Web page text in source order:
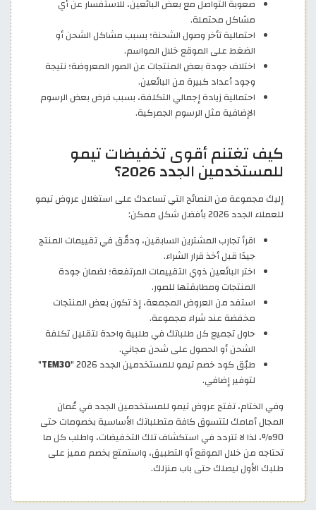
صعوبة التواصل مع بعض البائعين، للاستفسار عن أي
مشاكل محتملة.
احتمالية تأخر وصول الشحنة؛ بسبب مشاكل الشحن أو
الضغط على الموقع خلال المواسم.
اختلاف جودة بعض المنتجات عن الصور المعروضة؛ نتيجة
وجود أعداد كبيرة من البائعين.
احتمالية زيادة إجمالي التكلفة، بسبب فرض بعض الرسوم
الإضافية مثل الرسوم الجمركية.
كيف تغتنم أقوى تخفيضات تيمو
للمستخدمين الجدد 2026؟
إليك مجموعة من النصائح التي تساعدك على استغلال عروض تيمو
للعملاء الجدد 2026 بأفضل شكل ممكن:
اقرأ تجارب المشترين السابقين، ودقّق في تقييمات المنتج
جيدًا قبل أخذ قرار الشراء.
اختر البائعين ذوي التقييمات المرتفعة؛ لضمان جودة
المنتجات ومطابقتها للصور.
استفد من العروض المجمعة، إذ تكون بعض المنتجات
مخفضة عند شراء مجموعة.
حاول تجميع كل طلباتك في طلبية واحدة لتقليل تكلفة
الشحن أو الحصول على شحن مجاني.
طبّق كود خصم تيمو للمستخدمين الجدد 2026 "
TEM30
"
لتوفير إضافي.
وفي الختام، تفتح عروض تيمو للمستخدمين الجدد في عُمان
المجال أمامك لتتسوق كافة متطلباتك الأساسية بخصومات حتى
90%، لذا لا تتردد في استكشاف تلك التخفيضات، واطلب كل ما
تحتاجه من خلال الموقع أو التطبيق، واستمتع بخصم مميز على
طلبك الأول ليصلك حتى باب منزلك.